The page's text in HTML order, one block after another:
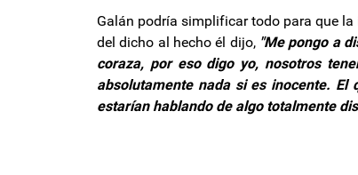
Galán podría simplificar todo para que
del dicho al hecho él dijo, "Me pongo a
coraza, por eso digo yo, nosotros
absolutamente nada si es inocente. El
estarían hablando de algo totalmente